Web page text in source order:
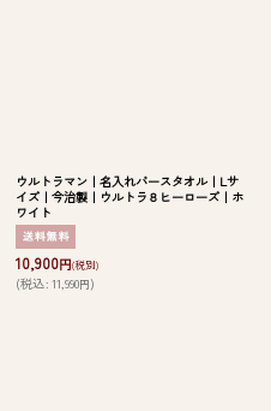
ウルトラマン｜名入れバースタオル｜Lサ
イズ｜今治製｜ウルトラ８ヒーローズ｜ホ
ワイト
10,900円(税別)
(税込: 11,990円)